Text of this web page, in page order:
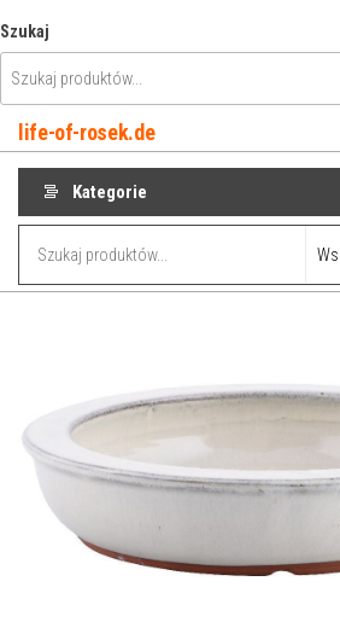
do
treści
Szukaj
life-of-rosek.de
Kategorie